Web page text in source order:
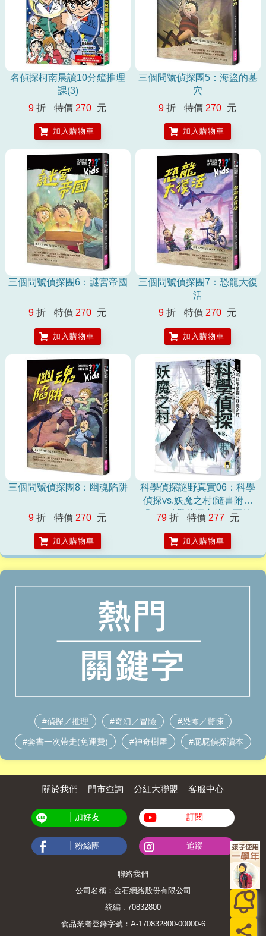
名偵探柯南晨讀10分鐘推理
課(3)
9 折 特價 270 元
加入購物車
三個問號偵探團5：海盜的墓
穴
9 折 特價 270 元
加入購物車
三個問號偵探團6：謎宮帝國
9 折 特價 270 元
加入購物車
三個問號偵探團7：恐龍大復
活
9 折 特價 270 元
加入購物車
三個問號偵探團8：幽魂陷阱
9 折 特價 270 元
加入購物車
科學偵探謎野真實06：科學
偵探vs.妖魔之村(隨書附贈
「DIY科學偵探書籤」兩款)
79 折 特價 277 元
加入購物車
偵探／推理 奇幻／冒險 恐怖／驚悚
套書一次帶走(免運費) 神奇樹屋 屁屁偵探讀本
關於我們 門市查詢 分紅大聯盟 客服中心
加好友 訂閱
粉絲團 追蹤
聯絡我們
公司名稱：金石網絡股份有限公司
統編 : 70832800
食品業者登錄字號：A-170832800-00000-6